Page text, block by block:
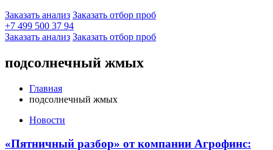
Заказать анализ Заказать отбор проб
+7 499 500 37 94
Заказать анализ Заказать отбор проб
подсолнечный жмых
Главная
подсолнечный жмых
Новости
«Пятничный разбор» от компании Агрофинс: